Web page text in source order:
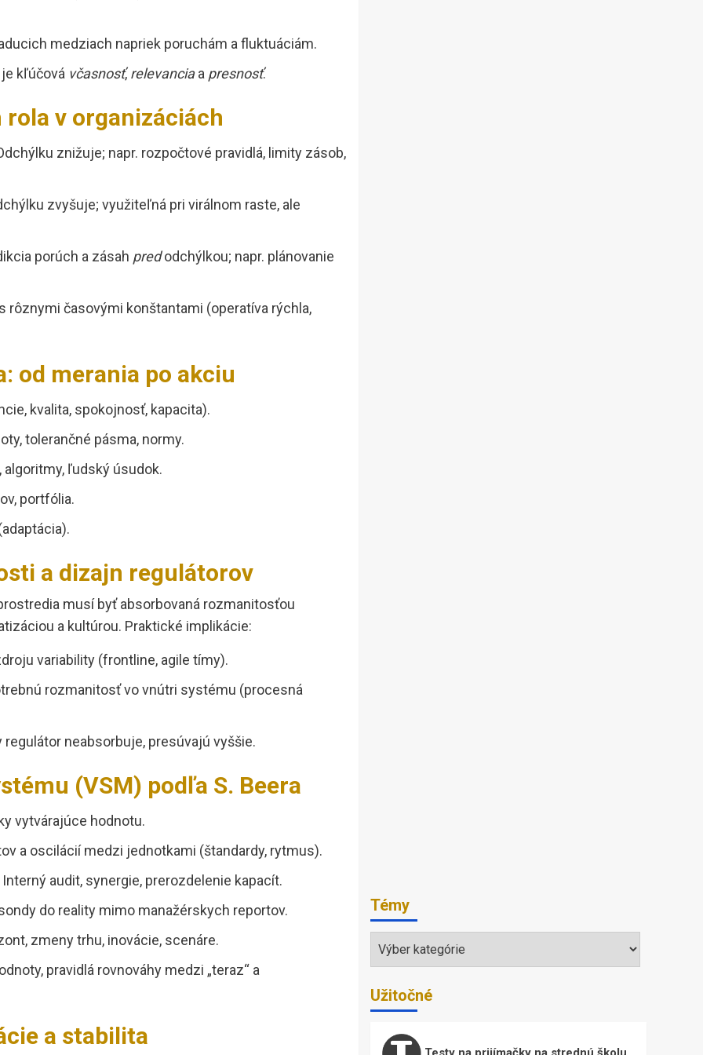
medziach napriek poruchám a fluktuáciám.
kľúčová včasnosť,relevanciaa presnosť.
v organizáciách
znižuje; napr. rozpočtové pravidlá, limity zásob,
zvyšuje; využiteľná pri virálnom raste, ale
porúch a zásah predodchýlkou; napr. plánovanie
rôznymi časovými konštantami (operatíva rýchla,
od merania po akciu
kvalita, spokojnosť, kapacita).
tolerančné pásma, normy.
algoritmy, ľudský úsudok.
portfólia.
a dizajn regulátorov
musí byť absorbovaná rozmanitosťou
a kultúrou. Praktické implikácie:
variability (frontline, agile tímy).
rozmanitosť vo vnútri systému (procesná
neabsorbuje, presúvajú vyššie.
(VSM) podľa S. Beera
vytvárajúce hodnotu.
a oscilácií medzi jednotkami (štandardy, rytmus).
Interný audit, synergie, prerozdelenie kapacít.
do reality mimo manažérskych reportov.
zmeny trhu, inovácie, scenáre.
pravidlá rovnováhy medzi „teraz“ a
a stabilita
Témy
Témy
Užitočné